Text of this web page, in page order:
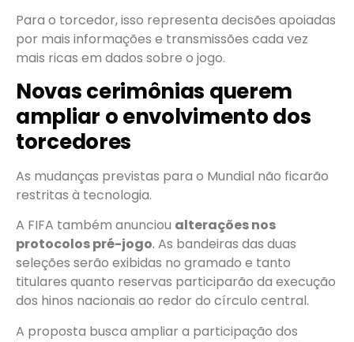
Para o torcedor, isso representa decisões apoiadas
por mais informações e transmissões cada vez
mais ricas em dados sobre o jogo.
Novas cerimônias querem
ampliar o envolvimento dos
torcedores
As mudanças previstas para o Mundial não ficarão
restritas à tecnologia.
A FIFA também anunciou alterações nos
protocolos pré-jogo. As bandeiras das duas
seleções serão exibidas no gramado e tanto
titulares quanto reservas participarão da execução
dos hinos nacionais ao redor do círculo central.
A proposta busca ampliar a participação dos